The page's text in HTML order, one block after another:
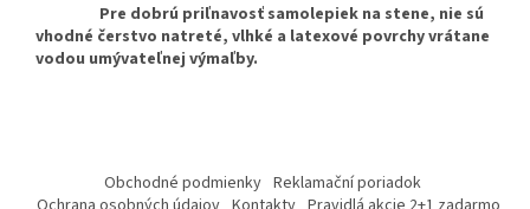
Pre dobrú priľnavosť samolepiek na stene, nie sú
vhodné čerstvo natreté, vlhké a latexové povrchy vrátane
vodou umývateľnej výmaľby.
Obchodné podmienky Reklamační poriadok